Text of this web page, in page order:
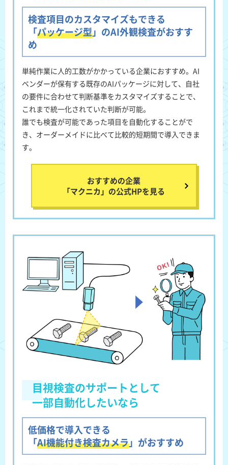
検査項目のカスタマイズもできる
「パッケージ型」のAI外観検査がおすす
め
単純作業に人的工数がかかっている企業におすすめ。AI
ベンダーが保有する既存のAIパッケージに対して、自社
の要件に合わせて判断基準をカスタマイズすることで、
これまで統一化されていた判断が可能。
誰でも検査が可能であった項目を自動化することがで
き、オーダーメイドに比べて比較的短期間で導入できま
す。
おすすめの企業
「マクニカ」の公式HPを見る
目視検査のサポートとして
一部自動化したいなら
低価格で導入できる
「AI機能付き検査カメラ」がおすすめ